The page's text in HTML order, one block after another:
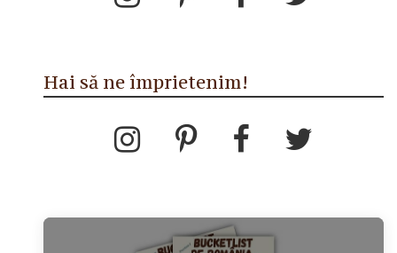
Hai să ne împrietenim!